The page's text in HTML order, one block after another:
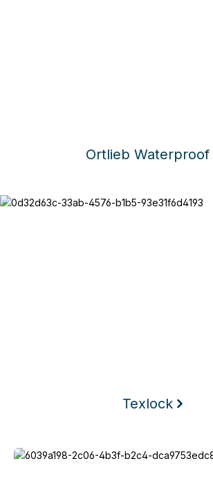
Ortlieb Waterproof
Texlock
Texlock
Keego